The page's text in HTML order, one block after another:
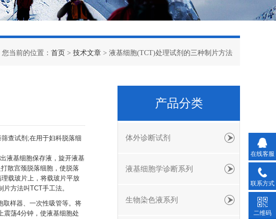
您当前的位置： 首页 > 技术文章 > 液基细胞(TCT)处理试剂的三种制片方法
查试剂;在用于妇科脱落细
液基细胞保存液，旋开液基
散宫颈脱落细胞，使脱落
载玻片上，将载玻片平放
方法叫TCT手工法。
样器、一次性吸管等。将
震荡4分钟，使液基细胞处
产品分类
体外诊断试剂
液基细胞学诊断系列
生物染色液系列
在线客服
联系方式
二维码